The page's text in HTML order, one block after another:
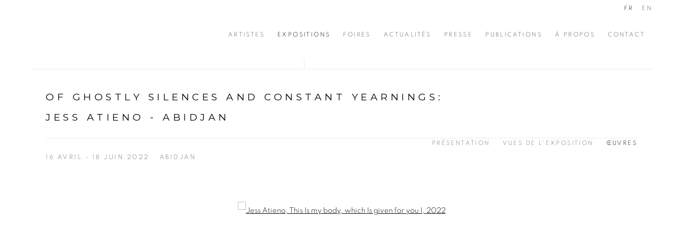
ARTISTES EXPOSITIONS FOIRES ACTUALITÉS PRESSE PUBLICATIONS À PROPOS CONTACT
FR EN
OF GHOSTLY SILENCES AND CONSTANT YEARNINGS :
JESS ATIENO - ABIDJAN
16 AVRIL - 18 JUIN 2022 ABIDJAN
PRÉSENTATION VUES DE L'EXPOSITION ŒUVRES
Open a larger version of the following image in a popup: